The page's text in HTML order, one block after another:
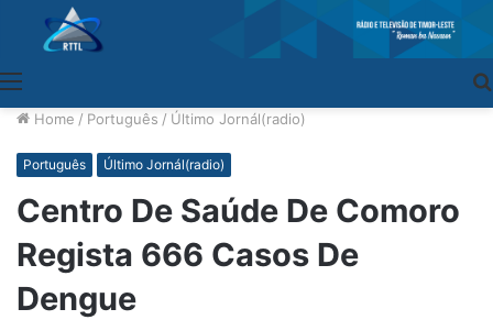
Home / Português / Último Jornál(radio)
Português Último Jornál(radio)
Centro De Saúde De Comoro
Regista 666 Casos De
Dengue